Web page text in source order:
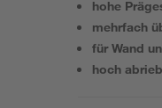
hohe
mehrfach
für Wand
hoch